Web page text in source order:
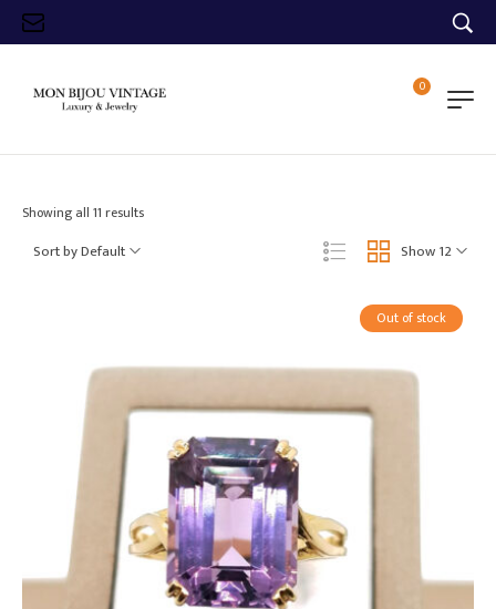
0
Showing all 11 results
Show 12
Sort by Default
Out of stock